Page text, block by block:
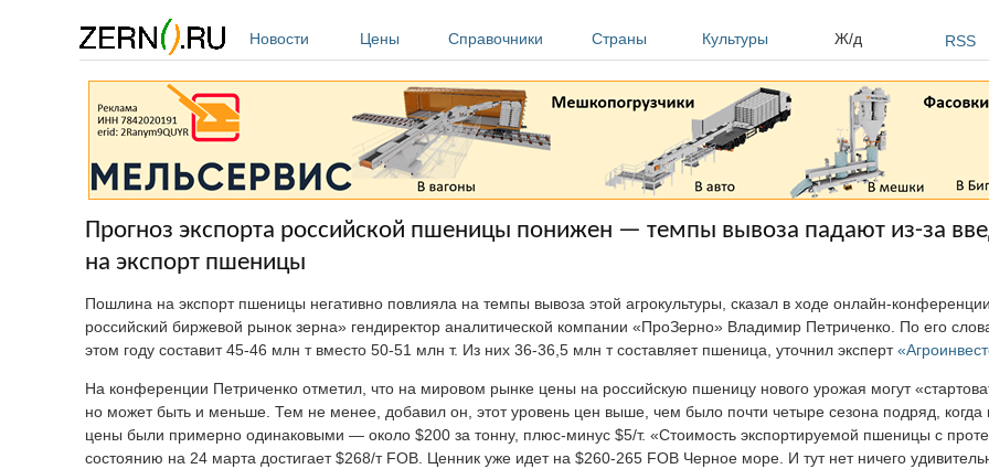
Новости
Цены Справочники Страны Культуры Ж/д RSS
Прогноз экспорта российской пшеницы понижен — темпы вывоза падают из-за
на экспорт пшеницы
Пошлина на экспорт пшеницы негативно повлияла на темпы вывоза этой агрокультуры, сказал в ходе онлайн-
российский биржевой рынок зерна» гендиректор аналитической компании «ПроЗерно» Владимир Петриченко. По его
этом году составит 45-46 млн т вместо 50-51 млн т. Из них 36-36,5 млн т составляет пшеница, уточнил эксперт
На конференции Петриченко отметил, что на мировом рынке цены на российскую пшеницу нового урожая могут
но может быть и меньше. Тем не менее, добавил он, этот уровень цен выше, чем было почти четыре сезона подряд, когда
цены были примерно одинаковыми — около $200 за тонну, плюс-минус $5/т. «Стоимость экспортируемой пшеницы с
состоянию на 24 марта достигает $268/т FOB. Ценник уже идет на $260-265 FOB Черное море. И тут нет ничего